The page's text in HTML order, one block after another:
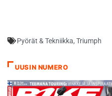
Pyörät & Tekniikka, Triumph
UUSIN NUMERO